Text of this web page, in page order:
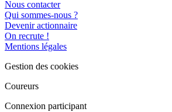
Nous contacter
Qui sommes-nous ?
Devenir actionnaire
On recrute !
Mentions légales
Gestion des cookies
Coureurs
Connexion participant